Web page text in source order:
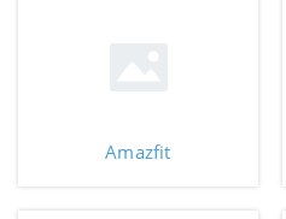
Amazfit